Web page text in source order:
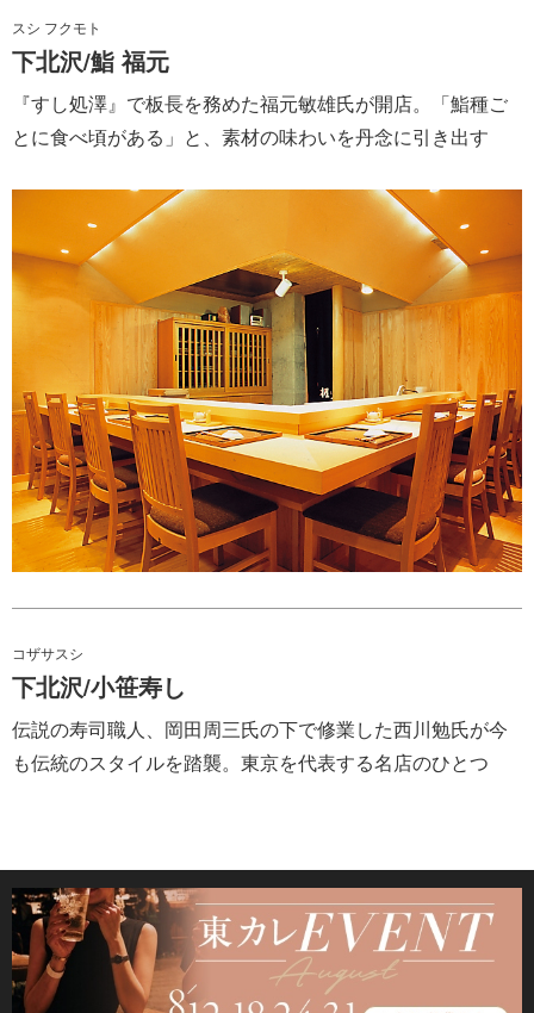
スシ フクモト
下北沢/鮨 福元
『すし処澤』で板長を務めた福元敏雄氏が開店。「鮨種ご
とに食べ頃がある」と、素材の味わいを丹念に引き出す
コザサスシ
下北沢/小笹寿し
伝説の寿司職人、岡田周三氏の下で修業した西川勉氏が今
も伝統のスタイルを踏襲。東京を代表する名店のひとつ